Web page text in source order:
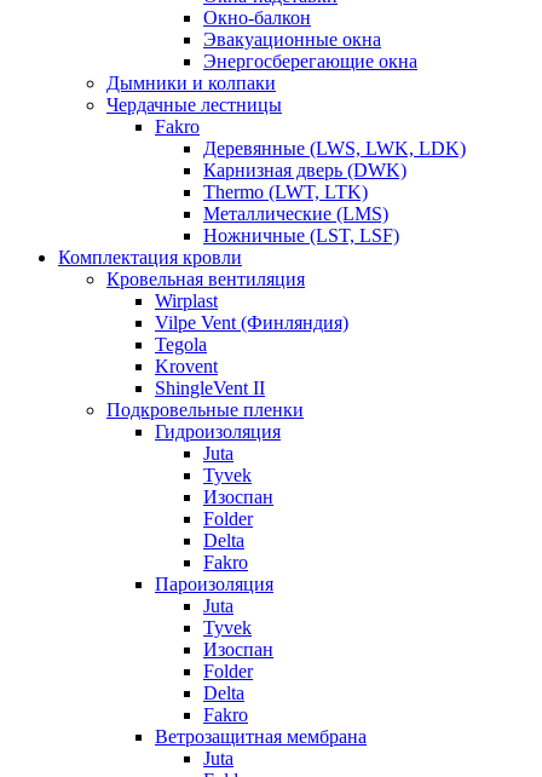
Окно-балкон
Эвакуационные окна
Энергосберегающие окна
Дымники и колпаки
Чердачные лестницы
Fakro
Деревянные (LWS, LWK, LDK)
Карнизная дверь (DWK)
Thermo (LWT, LTK)
Металлические (LMS)
Ножничные (LST, LSF)
Комплектация кровли
Кровельная вентиляция
Wirplast
Vilpe Vent (Финляндия)
Tegola
Krovent
ShingleVent II
Подкровельные пленки
Гидроизоляция
Juta
Tyvek
Изоспан
Folder
Delta
Fakro
Пароизоляция
Juta
Tyvek
Изоспан
Folder
Delta
Fakro
Ветрозащитная мембрана
Juta